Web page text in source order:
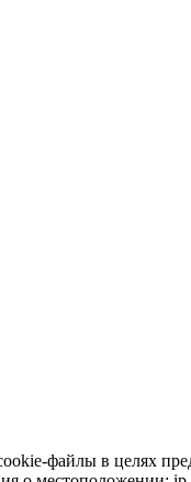
файлы в целях